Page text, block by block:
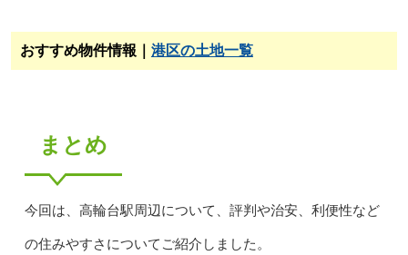
おすすめ物件情報｜ 港区の土地一覧
まとめ
今回は、高輪台駅周辺について、評判や治安、利便性など
の住みやすさについてご紹介しました。